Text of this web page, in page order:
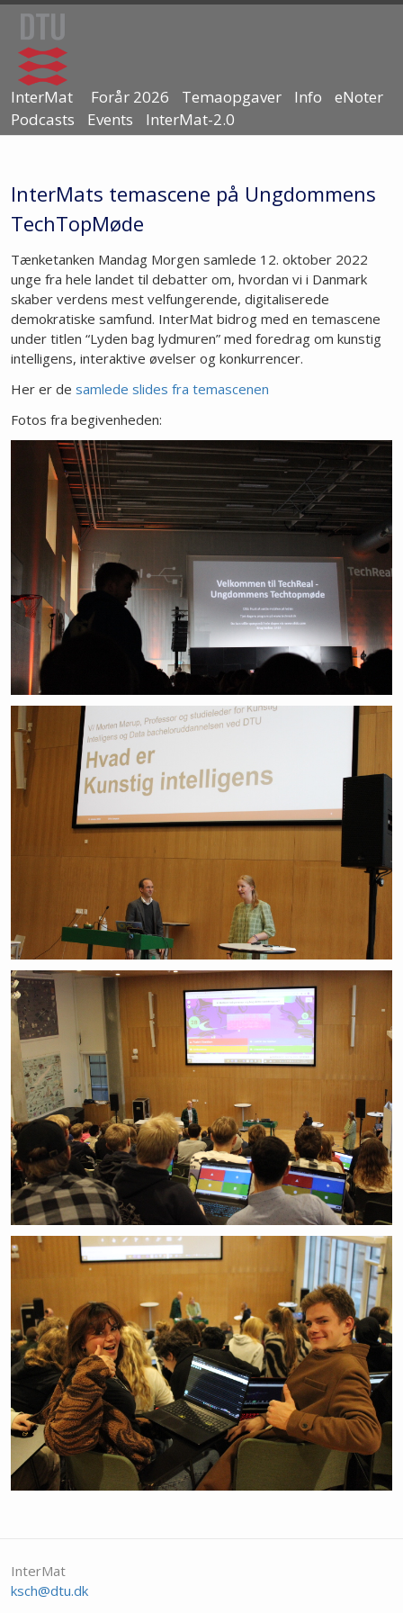
InterMat Forår 2026 Temaopgaver Info
eNoter
Podcasts
Events InterMat-2.0
InterMats temascene på Ungdommens
TechTopMøde
Tænketanken Mandag Morgen samlede 12. oktober 2022
unge fra hele landet til debatter om, hvordan vi i Danmark
skaber verdens mest velfungerende, digitaliserede
demokratiske samfund. InterMat bidrog med en temascene
under titlen “Lyden bag lydmuren” med foredrag om kunstig
intelligens, interaktive øvelser og konkurrencer.
Her er de samlede slides fra temascenen
Fotos fra begivenheden:
InterMat
ksch@dtu.dk